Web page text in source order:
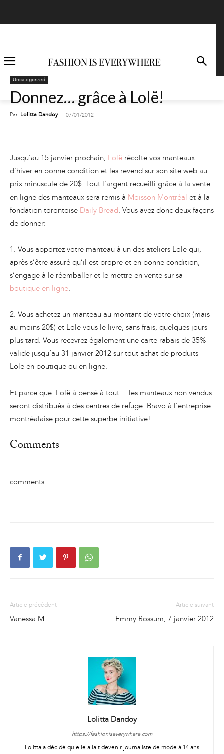
Uncategorized
Donnez… grâce à Lolë!
Par Lolitta Dandoy - 07/01/2012
Jusqu’au 15 janvier prochain, Lolë récolte vos manteaux
d’hiver en bonne condition et les revend sur son site web au
prix minuscule de 20$. Tout l’argent recueilli grâce à la vente
en ligne des manteaux sera remis à Moisson Montréal et à la
fondation torontoise Daily Bread. Vous avez donc deux façons
de donner:
1. Vous apportez votre manteau à un des ateliers Lolë qui,
après s’être assuré qu’il est propre et en bonne condition,
s’engage à le réemballer et le mettre en vente sur sa
boutique en ligne.
2. Vous achetez un manteau au montant de votre choix (mais
au moins 20$) et Lolë vous le livre, sans frais, quelques jours
plus tard. Vous recevrez également une carte rabais de 35%
valide jusqu’au 31 janvier 2012 sur tout achat de produits
Lolë en boutique ou en ligne.
Et parce que Lolë à pensé à tout… les manteaux non vendus
seront distribués à des centres de refuge. Bravo à l’entreprise
montréalaise pour cette superbe initiative!
Comments
comments
Article précédent
Vanessa M
Article suivant
Emmy Rossum, 7 janvier 2012
Lolitta Dandoy
https://fashioniseverywhere.com
Lolitta a décidé qu'elle allait devenir journaliste de mode à 14 ans